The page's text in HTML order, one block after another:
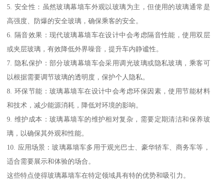
5. 安全性：虽然玻璃幕墙车外观以玻璃为主，但使用的玻璃通常是
高强度、防爆的安全玻璃，确保乘客的安全。
6. 隔音效果：现代玻璃幕墙车在设计中会考虑隔音性能，使用双层
或夹层玻璃，有效降低外界噪音，提升车内静谧性。
7. 隐私保护：部分玻璃幕墙车会采用调光玻璃或隐私玻璃，乘客可
以根据需要调节玻璃的透明度，保护个人隐私。
8. 环保节能：玻璃幕墙车在设计中会考虑环保因素，使用节能材料
和技术，减少能源消耗，降低对环境的影响。
9. 维护成本：玻璃幕墙车的维护相对复杂，需要定期清洁和保养玻
璃，以确保其外观和性能。
10. 应用场景：玻璃幕墙车多用于观光巴士、豪华轿车、商务车等，
适合需要展示和体验的场合。
这些特点使得玻璃幕墙车在特定领域具有特的优势和吸引力。